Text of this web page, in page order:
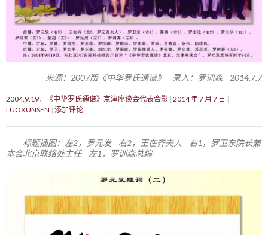
来源：2007版《中华罗氏通谱》 录入：罗训森 2014.7.7
2004.9.19，《中华罗氏通谱》京津座谈会代表合影 2014 年 7 月 7 日
LUOXUNSEN 添加评论
标题插图：左2，罗元发 右2，王在齐夫人 右1，罗卫东院长兼
本会北京联络处主任 左1，罗训森总编